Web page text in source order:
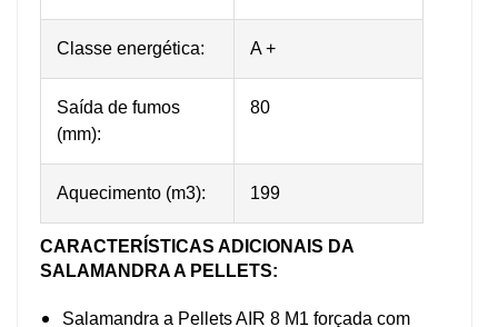
Classe energética: A +
Saída de fumos
(mm):
80
Aquecimento (m3): 199
CARACTERÍSTICAS ADICIONAIS DA
SALAMANDRA A PELLETS:
Salamandra a Pellets AIR 8 M1 forçada com